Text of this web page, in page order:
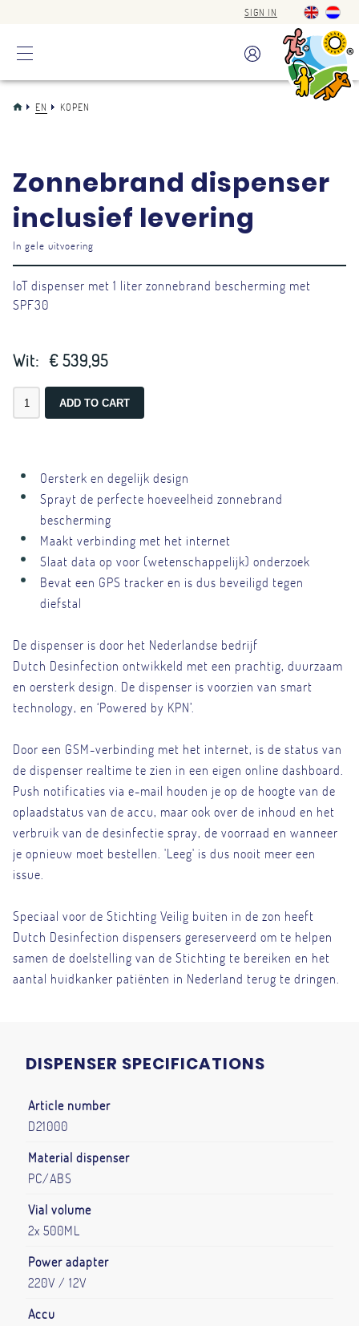
SIGN IN
EN KOPEN
Zonnebrand dispenser
inclusief levering
In gele uitvoering
IoT dispenser met 1 liter zonnebrand bescherming met
SPF30
Wit: € 539,95
Oersterk en degelijk design
Sprayt de perfecte hoeveelheid zonnebrand
bescherming
Maakt verbinding met het internet
Slaat data op voor (wetenschappelijk) onderzoek
Bevat een GPS tracker en is dus beveiligd tegen
diefstal
De dispenser is door het Nederlandse bedrijf
Dutch Desinfection ontwikkeld met een prachtig, duurzaam
en oersterk design. De dispenser is voorzien van smart
technology, en ‘Powered by KPN’.
Door een GSM-verbinding met het internet, is de status van
de dispenser realtime te zien in een eigen online dashboard.
Push notificaties via e-mail houden je op de hoogte van de
oplaadstatus van de accu, maar ook over de inhoud en het
verbruik van de desinfectie spray, de voorraad en wanneer
je opnieuw moet bestellen. 'Leeg' is dus nooit meer een
issue.
Speciaal voor de Stichting Veilig buiten in de zon heeft
Dutch Desinfection dispensers gereserveerd om te helpen
samen de doelstelling van de Stichting te bereiken en het
aantal huidkanker patiënten in Nederland terug te dringen.
DISPENSER SPECIFICATIONS
Article number
D21000
Material dispenser
PC/ABS
Vial volume
2x 500ML
Power adapter
220V / 12V
Accu